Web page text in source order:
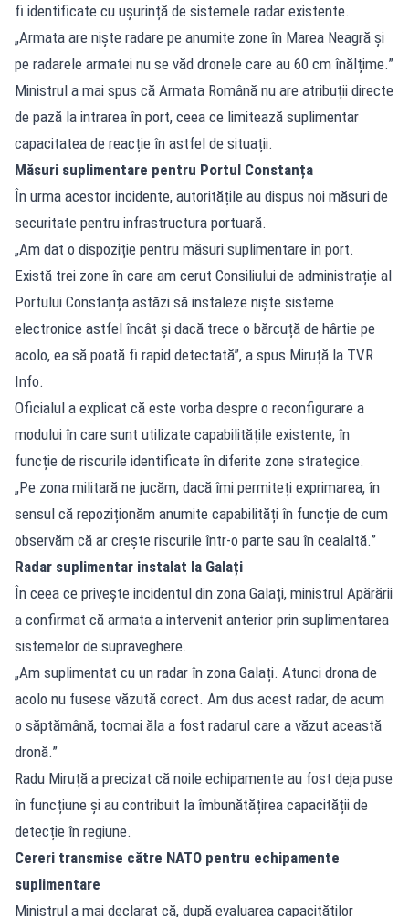
fi identificate cu ușurință de sistemele radar existente.
„Armata are niște radare pe anumite zone în Marea Neagră și
pe radarele armatei nu se văd dronele care au 60 cm înălțime.”
Ministrul a mai spus că Armata Română nu are atribuții directe
de pază la intrarea în port, ceea ce limitează suplimentar
capacitatea de reacție în astfel de situații.
Măsuri suplimentare pentru Portul Constanța
În urma acestor incidente, autoritățile au dispus noi măsuri de
securitate pentru infrastructura portuară.
„Am dat o dispoziție pentru măsuri suplimentare în port.
Există trei zone în care am cerut Consiliului de administrație al
Portului Constanța astăzi să instaleze niște sisteme
electronice astfel încât și dacă trece o bărcuță de hârtie pe
acolo, ea să poată fi rapid detectată”, a spus Miruță la TVR
Info.
Oficialul a explicat că este vorba despre o reconfigurare a
modului în care sunt utilizate capabilitățile existente, în
funcție de riscurile identificate în diferite zone strategice.
„Pe zona militară ne jucăm, dacă îmi permiteți exprimarea, în
sensul că repoziționăm anumite capabilități în funcție de cum
observăm că ar crește riscurile într-o parte sau în cealaltă.”
Radar suplimentar instalat la Galați
În ceea ce privește incidentul din zona Galați, ministrul Apărării
a confirmat că armata a intervenit anterior prin suplimentarea
sistemelor de supraveghere.
„Am suplimentat cu un radar în zona Galați. Atunci drona de
acolo nu fusese văzută corect. Am dus acest radar, de acum
o săptămână, tocmai ăla a fost radarul care a văzut această
dronă.”
Radu Miruță a precizat că noile echipamente au fost deja puse
în funcțiune și au contribuit la îmbunătățirea capacității de
detecție în regiune.
Cereri transmise către NATO pentru echipamente
suplimentare
Ministrul a mai declarat că, după evaluarea capacităților